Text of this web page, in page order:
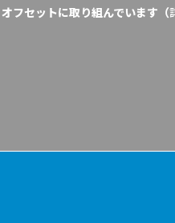
オフセットに取り組んでいます（